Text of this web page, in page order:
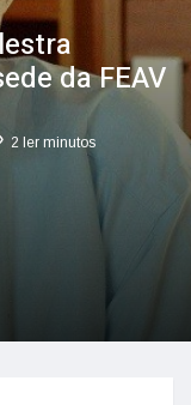
da FEAV
2 ler minutos